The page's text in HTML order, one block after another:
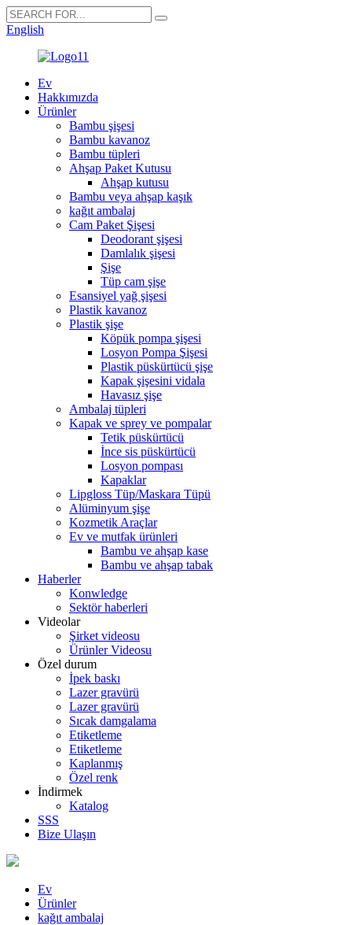
English
Ev
Hakkımızda
Ürünler
Bambu şişesi
Bambu kavanoz
Bambu tüpleri
Ahşap Paket Kutusu
Ahşap kutusu
Bambu veya ahşap kaşık
kağıt ambalaj
Cam Paket Şişesi
Deodorant şişesi
Damlalık şişesi
Şişe
Tüp cam şişe
Esansiyel yağ şişesi
Plastik kavanoz
Plastik şişe
Köpük pompa şişesi
Losyon Pompa Şişesi
Plastik püskürtücü şişe
Kapak şişesini vidala
Havasız şişe
Ambalaj tüpleri
Kapak ve sprey ve pompalar
Tetik püskürtücü
İnce sis püskürtücü
Losyon pompası
Kapaklar
Lipgloss Tüp/Maskara Tüpü
Alüminyum şişe
Kozmetik Araçlar
Ev ve mutfak ürünleri
Bambu ve ahşap kase
Bambu ve ahşap tabak
Haberler
Konwledge
Sektör haberleri
Videolar
Şirket videosu
Ürünler Videosu
Özel durum
İpek baskı
Lazer gravürü
Lazer gravürü
Sıcak damgalama
Etiketleme
Etiketleme
Kaplanmış
Özel renk
İndirmek
Katalog
SSS
Bize Ulaşın
Ev
Ürünler
kağıt ambalaj